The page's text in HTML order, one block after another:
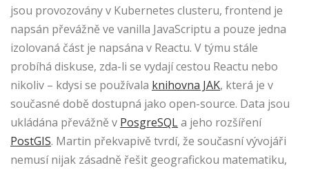
jsou provozovány v Kubernetes clusteru, frontend je
napsán převážně ve vanilla JavaScriptu a pouze jedna
izolovaná část je napsána v Reactu. V týmu stále
probíhá diskuse, zda-li se vydají cestou Reactu nebo
nikoliv – kdysi se používala knihovna JAK, která je v
současné době dostupná jako open-source. Data jsou
ukládána převážně v PosgreSQLa jeho rozšíření
PostGIS. Martin překvapivě tvrdí, že současní vývojáři
nemusí nijak zásadně řešit geografickou matematiku,